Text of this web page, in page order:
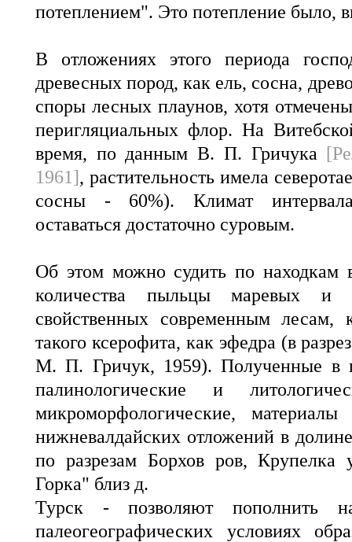
потеплением". Это потепление было,
В отложениях этого периода
древесных пород, как ель, сосна,
споры лесных плаунов, хотя
перигляциальных флор. На
время, по данным В. П. Гричука
1961], растительность имела
сосны - 60%). Климат
оставаться достаточно суровым.
Об этом можно судить по находкам
количества пыльцы маревых и
свойственных современным
такого ксерофита, как эфедра (в
М. П. Гричук, 1959). Полученные в
палинологические и
микроморфологические,
нижневалдайских отложений в
по разрезам Борхов ров, Крупелка
Горка" близ д.
Турск - позволяют пополнить
палеогеографических условиях